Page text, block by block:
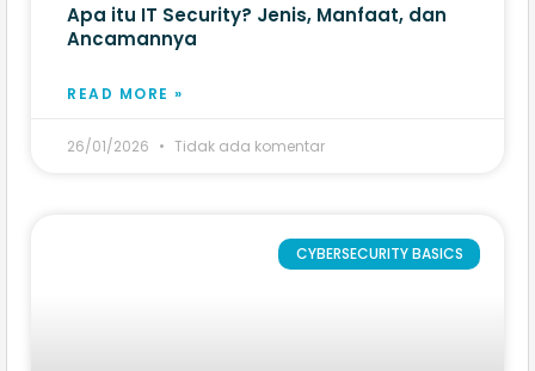
Apa itu IT Security? Jenis, Manfaat, dan
Ancamannya
READ MORE »
26/01/2026 Tidak ada komentar
CYBERSECURITY BASICS